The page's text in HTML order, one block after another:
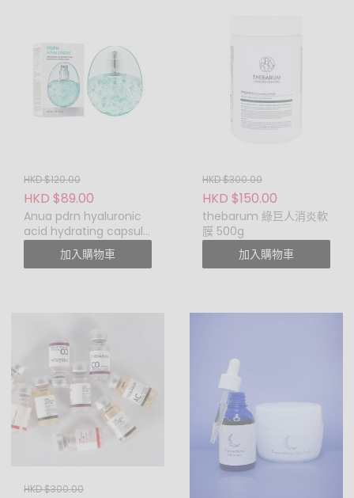
HKD $120.00
HKD $89.00
Anua pdrn hyaluronic
acid hydrating capsule
mist 30ml加入購物車
HKD $300.00
HKD $150.00
thebarum 綠巨人消炎軟
膜 500g
加入購物車
HKD $300.00
如有任何爭議 ， 本公司保留
最終決定權。
本公司保留對各條款及細則
作出刪改的權利。
檢，確保產品品質良好，唯
長途送貨旅程或會引致產品
傾瀉、變質或損毀。 此賴不
可抗力之因素，恕不接受退
貨退款或退貨退換服務。
產品收貨期已超過7
產品曾被使用(例如包
裝膠紙或盒被撕去)。
客人不喜歡或滿意產
品顏色、香味、包
裝、效果等等客觀意